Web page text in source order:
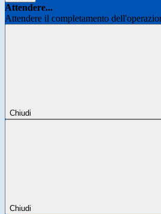
Attendere...
Attendere il completamento
Chiudi
Chiudi